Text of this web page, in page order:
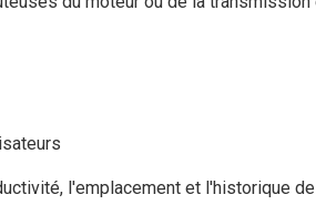
l'emplacement et l'historique